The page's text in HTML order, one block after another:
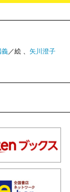
義／絵 、 矢川澄子